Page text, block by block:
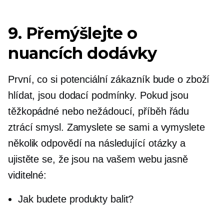
9. Přemýšlejte o
nuancích dodávky
První, co si potenciální zákazník bude o zboží
hlídat, jsou dodací podmínky. Pokud jsou
těžkopádné nebo nežádoucí, příběh řádu
ztrácí smysl. Zamyslete se sami a vymyslete
několik odpovědí na následující otázky a
ujistěte se, že jsou na vašem webu jasně
viditelné:
Jak budete produkty balit?